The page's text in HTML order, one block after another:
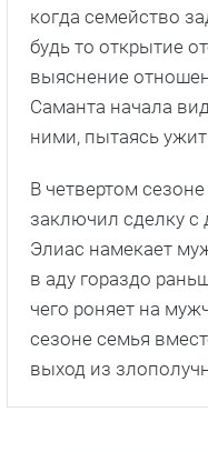
когда семейство
будь то открытие
выяснение
Саманта начала
ними, пытаясь
В четвертом
заключил сделку
Элиас намекает
в аду гораздо
чего роняет на
сезоне семья
выход из